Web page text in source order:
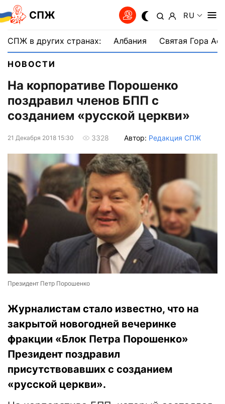
СПЖ RU
СПЖ в других странах: Албания Святая Гора
НОВОСТИ
На корпоративе Порошенко
поздравил членов БПП с
созданием «русской церкви»
21 Декабря 2018 15:30 3328 Автор: Редакция СПЖ
Президент Петр Порошенко
Журналистам стало известно, что на
закрытой новогодней вечеринке
фракции «Блок Петра Порошенко»
Президент поздравил
присутствовавших с созданием
«русской церкви».